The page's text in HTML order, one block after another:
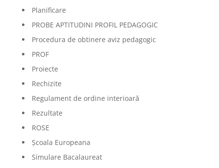
Planificare
PROBE APTITUDINI PROFIL PEDAGOGIC
Procedura de obtinere aviz pedagogic
PROF
Proiecte
Rechizite
Regulament de ordine interioară
Rezultate
ROSE
Școala Europeana
Simulare Bacalaureat